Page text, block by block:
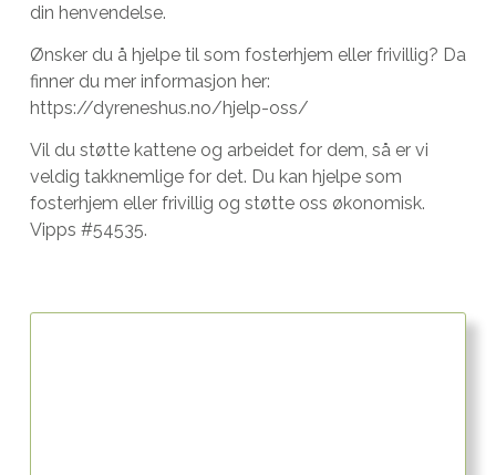
din henvendelse.
Ønsker du å hjelpe til som fosterhjem eller frivillig? Da
finner du mer informasjon her:
https://dyreneshus.no/hjelp-oss/
Vil du støtte kattene og arbeidet for dem, så er vi
veldig takknemlige for det. Du kan hjelpe som
fosterhjem eller frivillig og støtte oss økonomisk.
Vipps #54535.